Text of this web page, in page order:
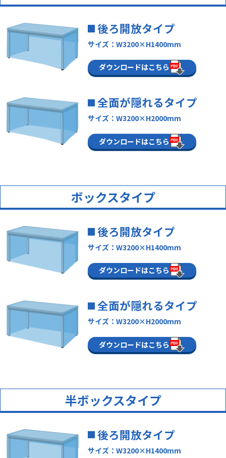
後ろ開放タイプ
サイズ：W3200×H1400mm
ダウンロードはこちら
全面が隠れるタイプ
サイズ：W3200×H2000mm
ダウンロードはこちら
ボックスタイプ
後ろ開放タイプ
サイズ：W3200×H1400mm
ダウンロードはこちら
全面が隠れるタイプ
サイズ：W3200×H2000mm
ダウンロードはこちら
半ボックスタイプ
後ろ開放タイプ
サイズ：W3200×H1400mm